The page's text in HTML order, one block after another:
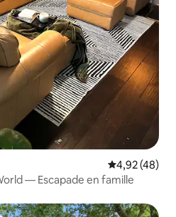
Évaluation
4,92 (48)
À 10 minutes de Holiday World — Escapade en famille